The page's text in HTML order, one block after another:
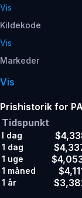
Vis
Kildekode
Vis
Markeder
Vis
Prishistorik for
Tidspunkt
I dag
1 dag
1 uge
1 måned
1 år